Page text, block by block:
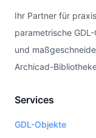
Ihr Partner für
parametrische
und
Archicad-
Services
GDL-Objekte